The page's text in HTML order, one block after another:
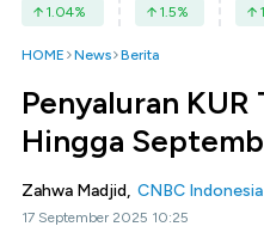
1.04% 1.5%
HOME News Berita
Penyaluran KUR
Hingga
Zahwa Madjid, CNBC Indonesia
17 September 2025 10:25